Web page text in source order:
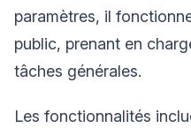
paramètres, il
public, prenant en
tâches générales.
Les fonctionnalités